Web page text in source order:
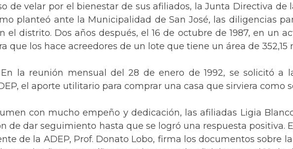
de velar por el bienestar de sus afiliados, la Junta Directiva de
planteó ante la Municipalidad de San José, las diligencias
el distrito. Dos años después, el 16 de octubre de 1987, en un
que los hace acreedores de un lote que tiene un área de 352,15
la reunión mensual del 28 de enero de 1992, se solicitó a
el aporte utilitario para comprar una casa que sirviera como
con mucho empeño y dedicación, las afiliadas Ligia
de dar seguimiento hasta que se logró una respuesta positiva.
de la ADEP, Prof. Donato Lobo, firma los documentos sobre